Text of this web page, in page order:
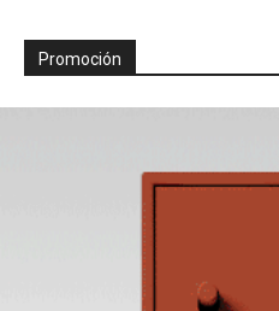
Promoción